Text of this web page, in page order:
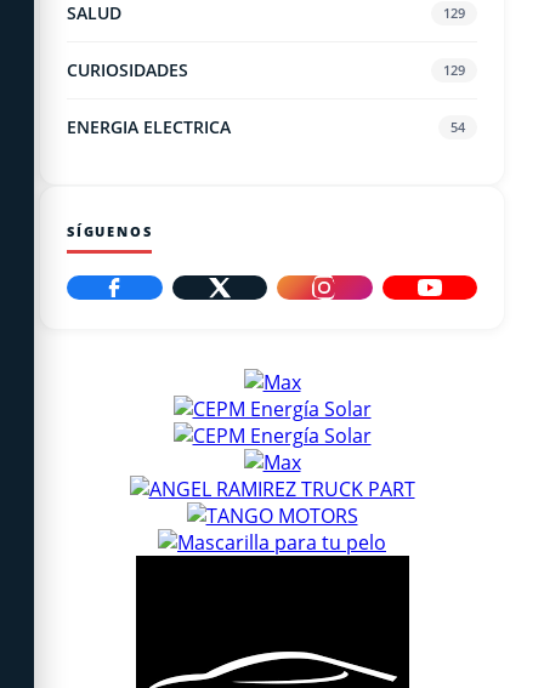
SALUD 129
CURIOSIDADES 129
ENERGIA ELECTRICA 54
SÍGUENOS